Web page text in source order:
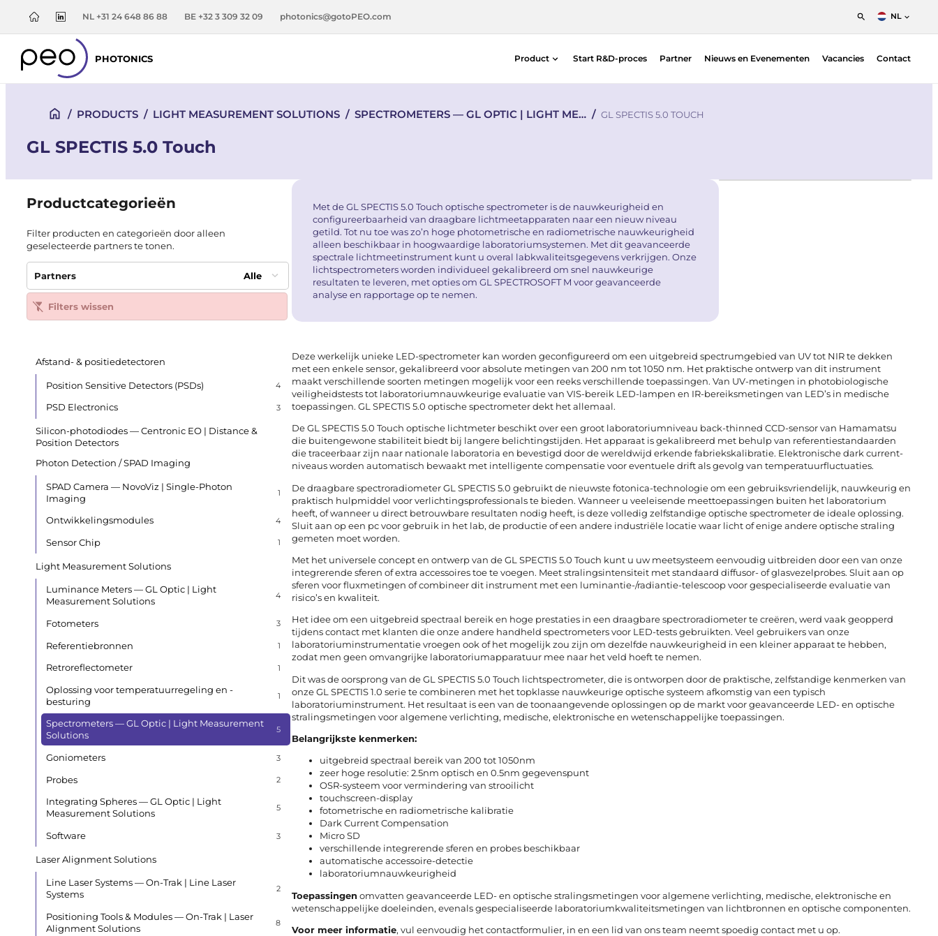
NL +31 24 648 86 88 BE +32 3 309 32 09 photonics@gotoPEO.com NL
English
Nederlands
PHOTONICS Product
Silicon-photodiodes — Centronic EO |
Start R&D-proces Partner Nieuws en Evenementen Vacancies Contact
/ PRODUCTS / LIGHT MEASUREMENT SOLUTIONS / SPECTROMETERS — GL OPTIC | LIGHT ME… / GL SPECTIS 5.0 TOUCH
GL SPECTIS 5.0 Touch
Productcategorieën
Filter producten en categorieën door alleen
geselecteerde partners te tonen.
Partners Alle
Filters wissen
Afstand- & positiedetectoren
Position Sensitive Detectors (PSDs) 4
PSD Electronics 3
Silicon-photodiodes — Centronic EO | Distance &
Position Detectors
Photon Detection / SPAD Imaging
SPAD Camera — NovoViz | Single-Photon
Imaging
1
Ontwikkelingsmodules 4
Sensor Chip 1
Light Measurement Solutions
Luminance Meters — GL Optic | Light
Measurement Solutions
4
Fotometers 3
Referentiebronnen 1
Retroreflectometer 1
Oplossing voor temperatuurregeling en -
besturing
1
Spectrometers — GL Optic | Light Measurement
Solutions
5
Goniometers 3
Probes 2
Integrating Spheres — GL Optic | Light
Measurement Solutions
5
Software 3
Laser Alignment Solutions
Line Laser Systems — On-Trak | Line Laser
Systems
2
Positioning Tools & Modules — On-Trak | Laser
Alignment Solutions
8
Met de GL SPECTIS 5.0 Touch optische spectrometer is de nauwkeurigheid en
configureerbaarheid van draagbare lichtmeetapparaten naar een nieuw niveau
getild. Tot nu toe was zo’n hoge photometrische en radiometrische nauwkeurigheid
alleen beschikbaar in hoogwaardige laboratoriumsystemen. Met dit geavanceerde
spectrale lichtmeetinstrument kunt u overal labkwaliteitsgegevens verkrijgen. Onze
lichtspectrometers worden individueel gekalibreerd om snel nauwkeurige
resultaten te leveren, met opties om GL SPECTROSOFT M voor geavanceerde
analyse en rapportage op te nemen.
Deze werkelijk unieke LED-spectrometer kan worden geconfigureerd om een uitgebreid spectrumgebied van UV tot NIR te dekken
met een enkele sensor, gekalibreerd voor absolute metingen van 200 nm tot 1050 nm. Het praktische ontwerp van dit instrument
maakt verschillende soorten metingen mogelijk voor een reeks verschillende toepassingen. Van UV-metingen in photobiologische
veiligheidstests tot laboratoriumnauwkeurige evaluatie van VIS-bereik LED-lampen en IR-bereiksmetingen van LED’s in medische
toepassingen. GL SPECTIS 5.0 optische spectrometer dekt het allemaal.
De GL SPECTIS 5.0 Touch optische lichtmeter beschikt over een groot laboratoriumniveau back-thinned CCD-sensor van Hamamatsu
die buitengewone stabiliteit biedt bij langere belichtingstijden. Het apparaat is gekalibreerd met behulp van referentiestandaarden
die traceerbaar zijn naar nationale laboratoria en bevestigd door de wereldwijd erkende fabriekskalibratie. Elektronische dark current-
niveaus worden automatisch bewaakt met intelligente compensatie voor eventuele drift als gevolg van temperatuurfluctuaties.
De draagbare spectroradiometer GL SPECTIS 5.0 gebruikt de nieuwste fotonica-technologie om een gebruiksvriendelijk, nauwkeurig en
praktisch hulpmiddel voor verlichtingsprofessionals te bieden. Wanneer u veeleisende meettoepassingen buiten het laboratorium
heeft, of wanneer u direct betrouwbare resultaten nodig heeft, is deze volledig zelfstandige optische spectrometer de ideale oplossing.
Sluit aan op een pc voor gebruik in het lab, de productie of een andere industriële locatie waar licht of enige andere optische straling
gemeten moet worden.
Met het universele concept en ontwerp van de GL SPECTIS 5.0 Touch kunt u uw meetsysteem eenvoudig uitbreiden door een van onze
integrerende sferen of extra accessoires toe te voegen. Meet stralingsintensiteit met standaard diffusor- of glasvezelprobes. Sluit aan op
sferen voor fluxmetingen of combineer dit instrument met een luminantie-/radiantie-telescoop voor gespecialiseerde evaluatie van
risico’s en kwaliteit.
Het idee om een uitgebreid spectraal bereik en hoge prestaties in een draagbare spectroradiometer te creëren, werd vaak geopperd
tijdens contact met klanten die onze andere handheld spectrometers voor LED-tests gebruikten. Veel gebruikers van onze
laboratoriuminstrumentatie vroegen ook of het mogelijk zou zijn om dezelfde nauwkeurigheid in een kleiner apparaat te hebben,
zodat men geen omvangrijke laboratoriumapparatuur mee naar het veld hoeft te nemen.
Dit was de oorsprong van de GL SPECTIS 5.0 Touch lichtspectrometer, die is ontworpen door de praktische, zelfstandige kenmerken van
onze GL SPECTIS 1.0 serie te combineren met het topklasse nauwkeurige optische systeem afkomstig van een typisch
laboratoriuminstrument. Het resultaat is een van de toonaangevende oplossingen op de markt voor geavanceerde LED- en optische
stralingsmetingen voor algemene verlichting, medische, elektronische en wetenschappelijke toepassingen.
Belangrijkste kenmerken:
uitgebreid spectraal bereik van 200 tot 1050nm
zeer hoge resolutie: 2.5nm optisch en 0.5nm gegevenspunt
OSR-systeem voor vermindering van strooilicht
touchscreen-display
fotometrische en radiometrische kalibratie
Dark Current Compensation
Micro SD
verschillende integrerende sferen en probes beschikbaar
automatische accessoire-detectie
laboratoriumnauwkeurigheid
Toepassingen omvatten geavanceerde LED- en optische stralingsmetingen voor algemene verlichting, medische, elektronische en
wetenschappelijke doeleinden, evenals gespecialiseerde laboratoriumkwaliteitsmetingen van lichtbronnen en optische componenten.
Voor meer informatie, vul eenvoudig hetcontactformulier, in en een lid van ons team neemt spoedig contact met u op.